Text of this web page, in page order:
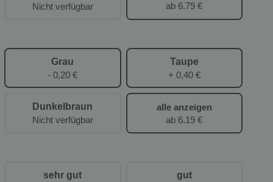
Nicht verfügbar
ab 6.79 €
Grau
- 0,20 €
Taupe
+ 0,40 €
Dunkelbraun
Nicht verfügbar
alle anzeigen
ab 6.19 €
sehr gut
gut